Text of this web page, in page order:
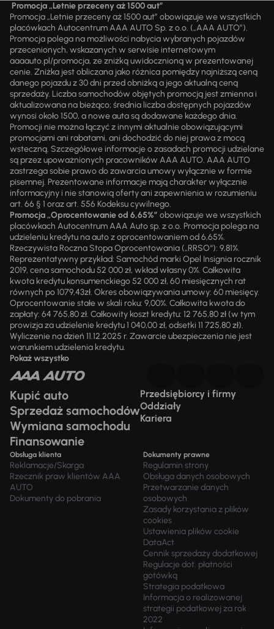
Promocja „Letnie przeceny aż 1500 aut”
Promocja „Letnie przeceny aż 1500 aut” obowiązuje we wszystkich
placówkach Autocentrum AAA AUTO Sp. z o.o. („AAA AUTO”).
Promocja polega na możliwości nabycia wybranych pojazdów
przecenionych, wskazanych w serwisie internetowym
aaaauto.pl/promocja, ze zniżką uwidocznioną w prezentowanej
cenie. Zniżka jest obliczana jako różnica pomiędzy najniższą ceną
danego pojazdu z 30 dni przed obniżką a jego aktualną ceną
sprzedaży. Liczba samochodów objętych promocją jest zmienna i
aktualizowana na bieżąco; średnia liczba dostępnych pojazdów
wynosi około 1500, a nowe auta są dodawane każdego dnia.
Promocji nie można łączyć z innymi aktualnie obowiązującymi
promocjami ani rabatami, ani dochodzić do niej prawa z mocą
wsteczną. Szczegółowe informacje o zasadach promocji udzielane
są przez upoważnionych pracowników AAA AUTO. AAA AUTO
zastrzega sobie prawo do zawarcia umowy wyłącznie w formie
pisemnej. Prezentowane informacje mają charakter wyłącznie
informacyjny i nie stanowią oferty ani zapewnienia w rozumieniu
art. 66 § 1 oraz art. 556 Kodeksu cywilnego.
Promocja „Oprocentowanie od 6,65%” obowiązuje we wszystkich
placówkach Autocentrum AAA Auto sp. z o.o. Promocja polega na
udzieleniu kredytu na auto z oprocentowaniem od 6,65%.
Rzeczywista Roczna Stopa Oprocentowania („RRSO“): 9,81%.
Reprezentatywny przykład: Samochód marki Opel Insignia rocznik
2019, cena samochodu 52 000 zł, wkład własny 0%. Całkowita
kwota kredytu konsumenckiego 52 000 zł, 60 miesięcznych rat
równych po 1079,43zł. Okres obowiązywania umowy: 60 miesięcy.
Oprocentowanie stałe w skali roku: 9,00%. Całkowita kwota do
zapłaty: 64 765,80 zł. Całkowity koszt kredytu: 12 765,80 zł (w tym
prowizja za udzielenie kredytu 1 040,00 zł, odsetki 11 725,80 zł).
Wyliczenie na dzień 11.12.2025 r. Zawarcie ubezpieczenia nie jest
warunkiem udzielenia kredytu.
Pokaż wszystko
Kupić auto
Sprzedaż samochodów
Wymiana samochodu
Finansowanie
Przedsiębiorcy i firmy
Oddziały
Kariera
Obsługa klienta
Reklamacje/Skarga
Rzecznik praw klientów AAA
AUTO
Dokumenty do pobrania
Dokumenty prawne
Regulamin strony
Obsługa danych osobowych
Przetwarzanie danych
osobowych
Zasady korzystania z plików
cookies
Ustawienia plików cookie
DataAct
Cennik sprzedaży dodatkowej
Regulacje dot. płatności
gotówką
Strategia podatkowa
Informacja o realizowanej
strategii podatkowej za rok
2022